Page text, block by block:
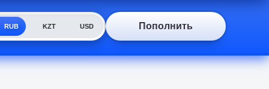
RUB KZT USD Пополнить